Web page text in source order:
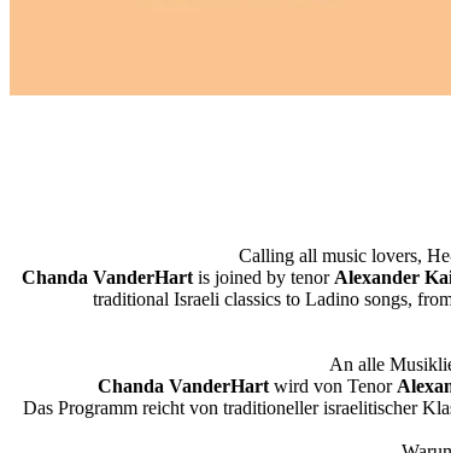
Calling all music lovers,
Chanda VanderHart is joined by tenor Alexander
traditional Israeli classics to Ladino songs,
An alle
Chanda VanderHartwird von Tenor
Das Programm reicht von traditioneller israelitischer